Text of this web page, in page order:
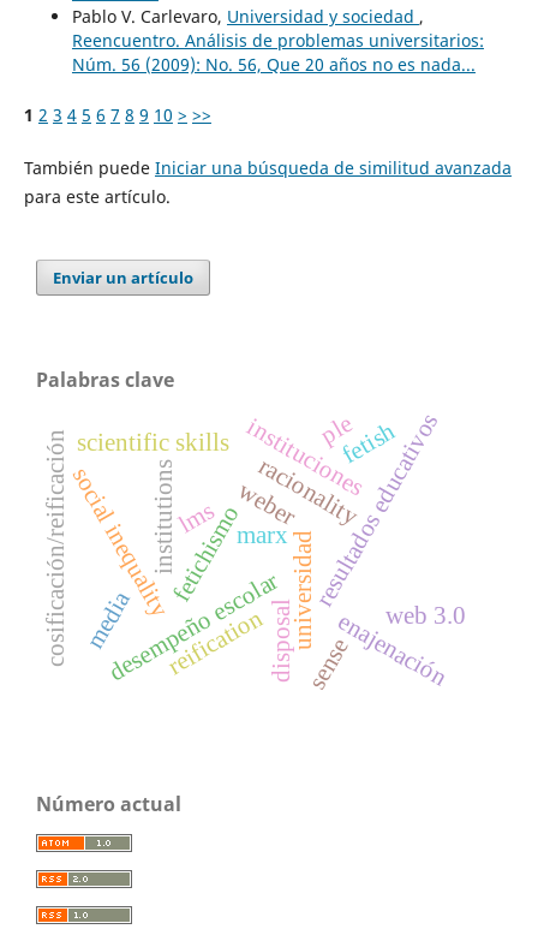
Pablo V. Carlevaro, Universidad y sociedad ,
Reencuentro. Análisis de problemas universitarios:
Núm. 56 (2009): No. 56, Que 20 años no es nada...
1 2 3 4 5 6 7 8 9 10 > >>
También puede Iniciar una búsqueda de similitud avanzada
para este artículo.
Enviar un artículo
Palabras clave
universidad
fetichismo resultados educativos
desempeño escolar
social inequality racionality
weber
institutions
institucionesfetish
disposal
reification enajenación
cosificación/reificación marx
media
scientific skills ple
lms
web 3.0
sense
Número actual